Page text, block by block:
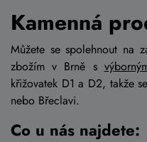
Kamenná
Můžete se spolehnout na
zbožím v Brně s
křižovatek D1 a D2, takže
nebo Břeclavi.
Co u nás najdete: